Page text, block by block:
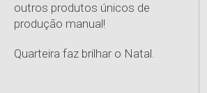
outros produtos únicos de
produção manual!
Quarteira faz brilhar o Natal.